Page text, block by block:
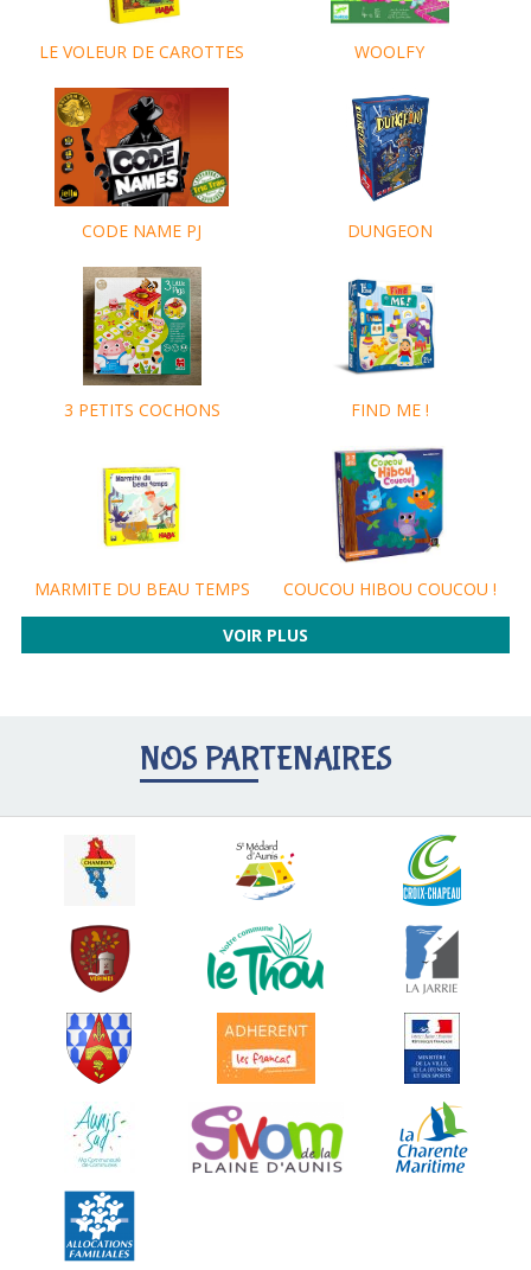
LE VOLEUR DE CAROTTES WOOLFY
CODE NAME PJ DUNGEON
3 PETITS COCHONS FIND ME !
MARMITE DU BEAU TEMPS COUCOU HIBOU COUCOU !
VOIR PLUS
NOS PARTENAIRES